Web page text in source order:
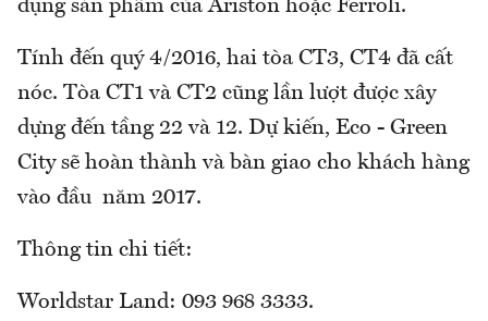
dụng sản phẩm của Ariston hoặc Ferroli.
Tính đến quý 4/2016, hai tòa CT3, CT4 đã cất
nóc. Tòa CT1 và CT2 cũng lần lượt được xây
dựng đến tầng 22 và 12. Dự kiến, Eco - Green
City sẽ hoàn thành và bàn giao cho khách hàng
vào đầu năm 2017.
Thông tin chi tiết:
Worldstar Land: 093 968 3333.